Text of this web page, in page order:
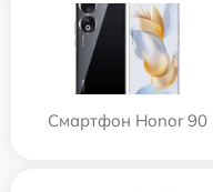
Смартфон Honor 90